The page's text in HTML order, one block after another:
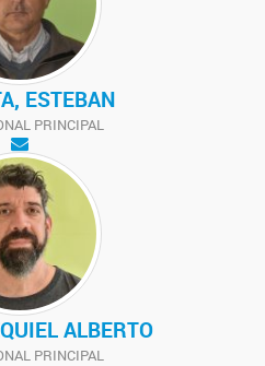
ESTEBAN
PRINCIPAL
ALBERTO
PRINCIPAL